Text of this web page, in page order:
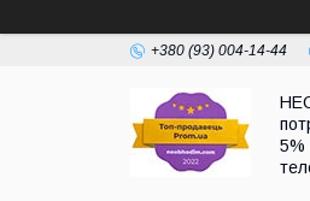
+380 (93) 004-14-44
5%